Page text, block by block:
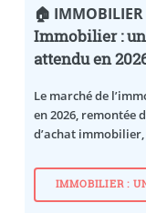
🏠 IMMOBILIER
Immobilier :
attendu en
Le marché de
en 2026, remontée
d’achat
IMMOBILIER :